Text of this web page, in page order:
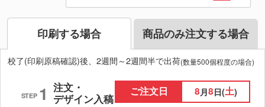
印刷する場合 商品のみ注文する場合
校了(印刷原稿確認)後、2週間～2週間半で出荷(数量500個程度の場合)
STEP 1 注文・
デザイン入稿
ご注文日 8 月8日(土)